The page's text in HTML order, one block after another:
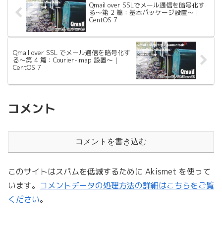
Qmail over SSLでメール通信を暗号化す
る〜第 2 篇：基本パッケージ設置〜｜
CentOS 7
Qmail over SSL でメール通信を暗号化す
る〜第 4 篇：Courier-imap 設置〜｜
CentOS 7
コメント
コメントを書き込む
このサイトはスパムを低減するために Akismet を使って
います。 コメントデータの処理方法の詳細はこちらをご覧
ください。